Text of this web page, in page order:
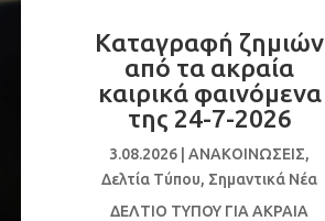
Καταγραφή ζημιών
από τα ακραία
καιρικά φαινόμενα
της 24-7-2026
3.08.2026 |ΑΝΑΚΟΙΝΩΣΕΙΣ,
Δελτία Τύπου, Σημαντικά Νέα
ΔΕΛΤΙΟ ΤΥΠΟΥ ΓΙΑ ΑΚΡΑΙΑ